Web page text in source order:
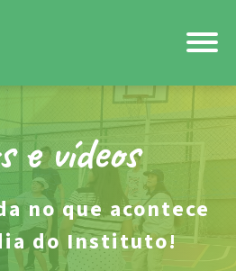
e vídeos
no que acontece
do Instituto!